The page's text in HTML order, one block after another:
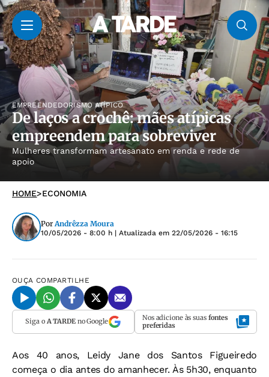
EMPREENDEDORISMO ATÍPICO
De laços a crochê: mães atípicas
empreendem para sobreviver
Mulheres transformam artesanato em renda e rede de
apoio
HOME>ECONOMIA
Por Andrêzza Moura
10/05/2026 - 8:00 h | Atualizada em 22/05/2026 - 16:15
OUÇA COMPARTILHE
Siga o A TARDEno Google Nos adicione às suas fontes
preferidas
Aos 40 anos, Leidy Jane dos Santos Figueiredo
começa o dia antes do amanhecer. Às 5h30, enquanto